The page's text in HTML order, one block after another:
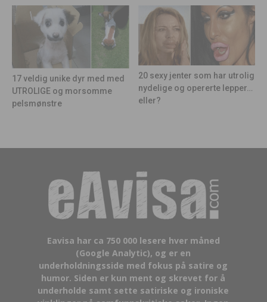
17 veldig unike dyr med med
UTROLIGE og morsomme
pelsmønstre
20 sexy jenter som har utrolig
nydelige og opererte lepper…
eller?
Eavisa har ca 750 000 lesere hver måned
(Google Analytic), og er en
underholdningsside med fokus på satire og
humor. Siden er kun ment og skrevet for å
underholde samt sette satiriske og ironiske